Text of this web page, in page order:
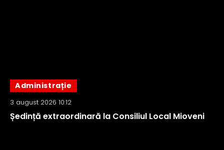
Administrație
3 august 2026 10:12
Ședință extraordinară la Consiliul Local Mioveni